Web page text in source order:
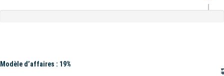
Modèle d’affaires : 19%